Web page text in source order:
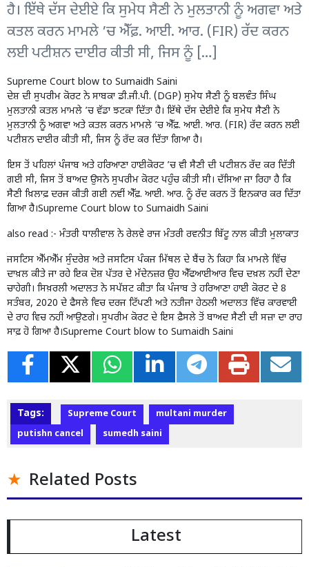
ਹੈ। ਇੱਥੇ ਦੱਸ ਦੇਈਏ ਕਿ ਸੁਮੇਧ ਸੈਣੀ ਨੇ ਮੁਲਤਾਨੀ ਨੂੰ ਅਗਵਾ ਅਤੇ
ਕਤਲ ਕਰਨ ਮਾਮਲੇ ’ਚ ਐੱਫ਼. ਆਈ. ਆਰ. (FIR) ਰੱਦ ਕਰਨ
ਲਈ ਪਟੀਸ਼ਨ ਦਾਈਰ ਕੀਤੀ ਸੀ, ਜਿਸ ਨੂੰ […]
Supreme Court blow to Sumaidh Saini
ਦੇਸ਼ ਦੀ ਸੁਪਰੀਮ ਕੋਰਟ ਨੇ ਸਾਬਕਾ ਡੀ.ਜੀ.ਪੀ. (DGP) ਸੁਮੇਧ ਸੈਣੀ ਨੂੰ ਬਲਵੰਤ ਸਿੰਘ
ਮੁਲਤਾਨੀ ਕਤਲ ਮਾਮਲੇ ’ਚ ਵੱਡਾ ਝਟਕਾ ਦਿੱਤਾ ਹੈ। ਇੱਥੇ ਦੱਸ ਦੇਈਏ ਕਿ ਸੁਮੇਧ ਸੈਣੀ ਨੇ
ਮੁਲਤਾਨੀ ਨੂੰ ਅਗਵਾ ਅਤੇ ਕਤਲ ਕਰਨ ਮਾਮਲੇ ’ਚ ਐੱਫ਼. ਆਈ. ਆਰ. (FIR) ਰੱਦ ਕਰਨ ਲਈ
ਪਟੀਸ਼ਨ ਦਾਈਰ ਕੀਤੀ ਸੀ, ਜਿਸ ਨੂੰ ਰੱਦ ਕਰ ਦਿੱਤਾ ਗਿਆ ਹੈ।
ਇਸ ਤੋਂ ਪਹਿਲਾਂ ਪੰਜਾਬ ਅਤੇ ਹਰਿਆਣਾ ਹਾਈਕੋਰਟ ’ਚ ਵੀ ਸੈਣੀ ਦੀ ਪਟੀਸ਼ਨ ਰੱਦ ਕਰ ਦਿੱਤੀ
ਗਈ ਸੀ, ਜਿਸ ਤੋਂ ਬਾਅਦ ਉਸਨੇ ਸੁਪਰੀਮ ਕੋਰਟ ਪਹੁੰਚ ਕੀਤੀ ਸੀ। ਦੱਸਿਆ ਜਾ ਰਿਹਾ ਹੈ ਕਿ
ਸੈਣੀ ਖ਼ਿਲਾਫ਼ ਦਰਜ ਕੀਤੀ ਗਈ ਨਵੀਂ ਐੱਫ਼. ਆਈ. ਆਰ. ਨੂੰ ਰੱਦ ਕਰਨ ਤੋਂ ਇਨਕਾਰ ਕਰ ਦਿੱਤਾ
ਗਿਆ ਹੈ।Supreme Court blow to Sumaidh Saini
also read :- ਮੰਤਰੀ ਧਾਲੀਵਾਲ ਨੇ ਰੇਲਵੇ ਰਾਜ ਮੰਤਰੀ ਰਵਨੀਤ ਬਿੱਟੂ ਨਾਲ ਕੀਤੀ ਮੁਲਾਕਾਤ
ਜਸਟਿਸ ਐੱਮਐੱਮ ਸੁੰਦਰੇਸ਼ ਅਤੇ ਜਸਟਿਸ ਪੰਕਜ ਮਿੱਥਲ ਦੇ ਬੈਂਚ ਨੇ ਕਿਹਾ ਕਿ ਮਾਮਲੇ ਵਿੱਚ
ਦਾਖ਼ਲ ਕੀਤੇ ਜਾ ਰਹੇ ਇਕ ਦੋਸ਼ ਪੱਤਰ ਦੇ ਮੱਦੇਨਜ਼ਰ ਉਹ ਐੱਫਆਈਆਰ ਵਿਚ ਦਖ਼ਲ ਨਹੀਂ ਦੇਣਾ
ਚਾਹੇਗੀ। ਸਿਖ਼ਰਲੀ ਅਦਾਲਤ ਨੇ ਸਪੱਸ਼ਟ ਕੀਤਾ ਕਿ ਪੰਜਾਬ ਤੇ ਹਰਿਆਣਾ ਹਾਈ ਕੋਰਟ ਦੇ 8
ਸਤੰਬਰ, 2020 ਦੇ ਫੈਸਲੇ ਵਿਚ ਦਰਜ ਟਿੱਪਣੀ ਅਤੇ ਨਤੀਜਾ ਹੇਠਲੀ ਅਦਾਲਤ ਵਿੱਚ ਕਾਰਵਾਈ
ਦੇ ਰਾਹ ਵਿਚ ਨਹੀਂ ਆਉਣਗੇ। ਸੁਪਰੀਮ ਕੋਰਟ ਦੇ ਇਸ ਫ਼ੈਸਲੇ ਤੋਂ ਬਾਅਦ ਸੈਣੀ ਦੀ ਸਜ਼ਾ ਦਾ ਰਾਹ
ਸਾਫ਼ ਹੋ ਗਿਆ ਹੈ।Supreme Court blow to Sumaidh Saini
Tags: Supreme Court
multani murder
putishn cancel
sumedh saini
Related Posts
Latest